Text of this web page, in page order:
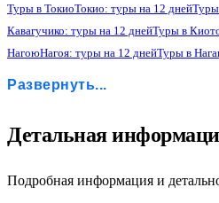
Туры в ТокиоТокио: туры на 12 днейТуры
Кавагучико: туры на 12 днейТуры в
НагоюНагоя: туры на 12 днейТуры в
Дзигокудани: туры на 12 дней
Развернуть...
Детальная
Подробная информация и